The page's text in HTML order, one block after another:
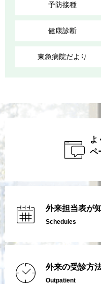
予防接種
健康診断
東急病院だより
よ
ペ
外来担当表が
Schedules
外来の受診方
Outpatient